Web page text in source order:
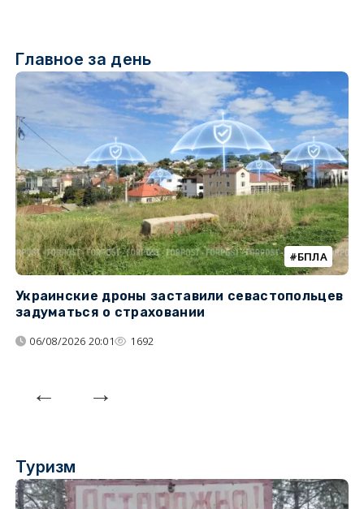
Главное за день
БПЛА
Украинские дроны заставили севастопольцев
задуматься о страховании
06/08/2026 20:01 1692
Туризм